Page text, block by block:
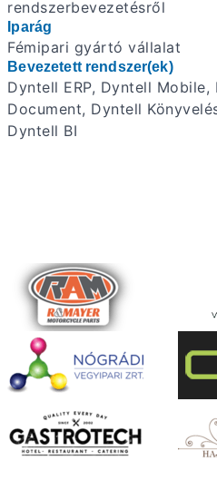
rendszerbevezetésről
Iparág
Fémipari gyártó vállalat
Bevezetett rendszer(ek)
Dyntell ERP, Dyntell Mobile,
Document, Dyntell
Dyntell BI